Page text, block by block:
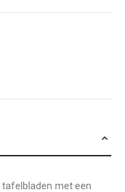
tafelbladen met een